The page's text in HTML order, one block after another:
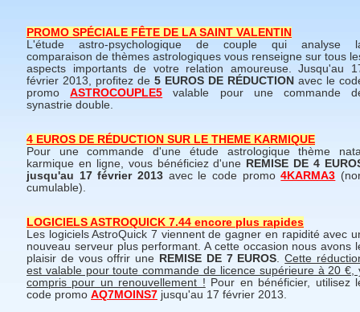
PROMO SPÉCIALE FÊTE DE LA SAINT VALENTIN
L'étude astro-psychologique de couple qui analyse
comparaison de thèmes astrologiques vous renseigne sur tous
aspects importants de votre relation amoureuse. Jusqu'au
février 2013, profitez de 5 EUROS DE RÉDUCTION avec le
promoASTROCOUPLE5 valable pour une commande
synastrie double.
4 EUROS DE RÉDUCTION SUR LE THEME KARMIQUE
Pour une commande d'une étude astrologique thème
karmique en ligne, vous bénéficiez d'une REMISE DE 4
jusqu'au 17 février 2013 avec le code promo4KARMA3
cumulable).
LOGICIELS ASTROQUICK 7.44 encore plus rapides
Les logiciels AstroQuick 7 viennent de gagner en rapidité avec
nouveau serveur plus performant. A cette occasion nous avons
plaisir de vous offrir une REMISE DE 7 EUROS.Cette
est valable pour toute commande de licence supérieure à 20 €,
compris pour un renouvellement ! Pour en bénéficier, utilisez
code promo AQ7MOINS7 jusqu'au 17 février 2013.